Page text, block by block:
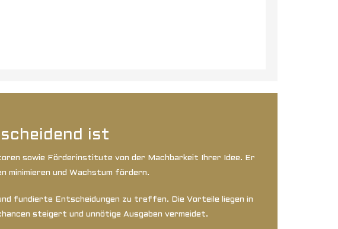
ist
sowie Förderinstitute von der Machbarkeit Ihrer Idee. Er
minimieren und Wachstum fördern.
fundierte Entscheidungen zu treffen. Die Vorteile liegen in
steigert und unnötige Ausgaben vermeidet.